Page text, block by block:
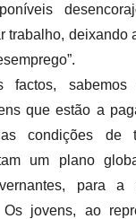
trabalho, deixando
factos,
que estão a
condições de
um plano
para a
Os jovens, ao